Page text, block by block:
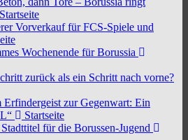
Startseite
Vorverkauf für FCS-Spiele und
Wochenende für Borussia
zurück als ein Schritt nach vorne?
Erfindergeist zur Gegenwart: Ein
Startseite
für die Borussen-Jugend